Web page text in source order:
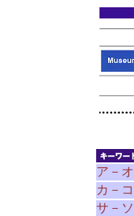
ア－オ
カ－コ
サ－ソ